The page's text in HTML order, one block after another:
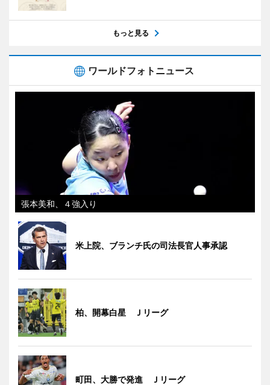
もっと見る
ワールドフォトニュース
張本美和、４強入り
米上院、ブランチ氏の司法長官人事承認
柏、開幕白星 Ｊリーグ
町田、大勝で発進 Ｊリーグ